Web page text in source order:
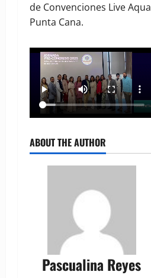
de Convenciones Live Aqua
Punta Cana.
ABOUT THE AUTHOR
Pascualina Reyes